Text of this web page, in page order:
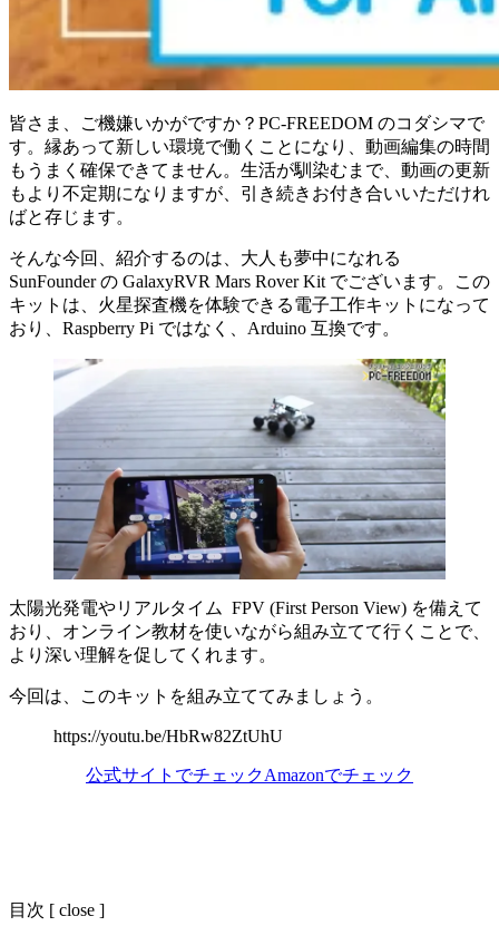
皆さま、ご機嫌いかがですか？PC-FREEDOM のコダシマで
す。縁あって新しい環境で働くことになり、動画編集の時間
もうまく確保できてません。生活が馴染むまで、動画の更新
もより不定期になりますが、引き続きお付き合いいただけれ
ばと存じます。
そんな今回、紹介するのは、大人も夢中になれる
SunFounder の GalaxyRVR Mars Rover Kit でございます。この
キットは、火星探査機を体験できる電子工作キットになって
おり、Raspberry Pi ではなく、Arduino 互換です。
太陽光発電やリアルタイム FPV (First Person View) を備えて
おり、オンライン教材を使いながら組み立てて行くことで、
より深い理解を促してくれます。
今回は、このキットを組み立ててみましょう。
https://youtu.be/HbRw82ZtUhU
公式サイトでチェックAmazonでチェック
目次 [ close ]